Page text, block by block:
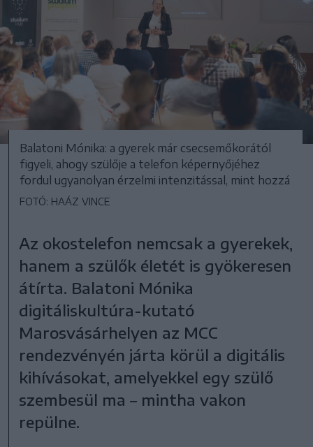
Balatoni Mónika: a gyerek már csecsemőkorától
figyeli, ahogy szülője a telefon képernyőjéhez
fordul ugyanolyan érzelmi intenzitással, mint hozzá
FOTÓ: HAÁZ VINCE
Az okostelefon nemcsak a gyerekek,
hanem a szülők életét is gyökeresen
átírta. Balatoni Mónika
digitáliskultúra-kutató
Marosvásárhelyen az MCC
rendezvényén járta körül a digitális
kihívásokat, amelyekkel egy szülő
szembesül ma – mintha vakon
repülne.